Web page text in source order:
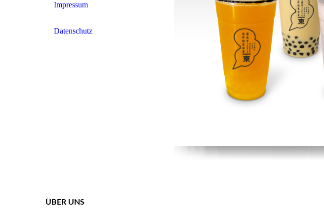
Impressum
Datenschutz
ÜBER UNS